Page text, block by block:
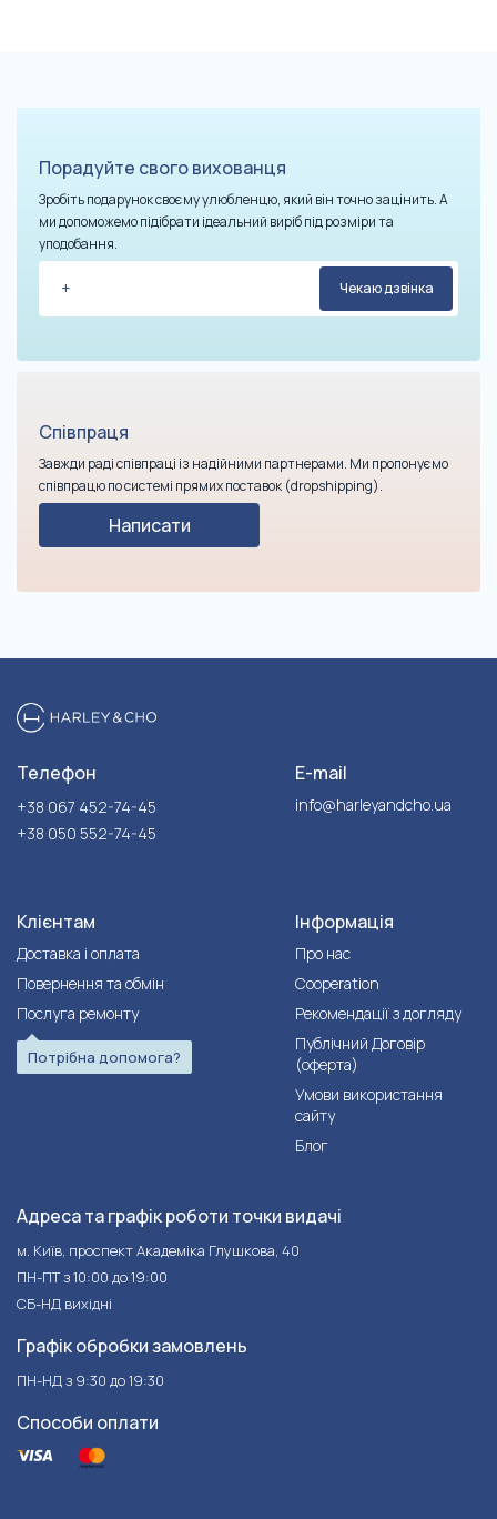
Порадуйте свого вихованця
Зробіть подарунок своєму улюбленцю, який він точно зацінить. А
ми допоможемо підібрати ідеальний виріб під розміри та
уподобання.
Співпраця
Завжди раді співпраці із надійними партнерами. Ми пропонуємо
співпрацю по системі прямих поставок (dropshipping).
Написати
Телефон
+38 067 452-74-45
+38 050 552-74-45
E-mail
info@harleyandcho.ua
Клієнтам
Доставка і оплата
Повернення та обмін
Послуга ремонту
Потрібна допомога?
Інформація
Про нас
Cooperation
Рекомендації з догляду
Публічний Договір
(оферта)
Умови використання
сайту
Блог
Адреса та графік роботи точки видачі
м. Київ, проспект Академіка Глушкова, 40
ПН-ПТ з 10:00 до 19:00
СБ-НД вихідні
Графік обробки замовлень
ПН-НД з 9:30 до 19:30
Способи оплати